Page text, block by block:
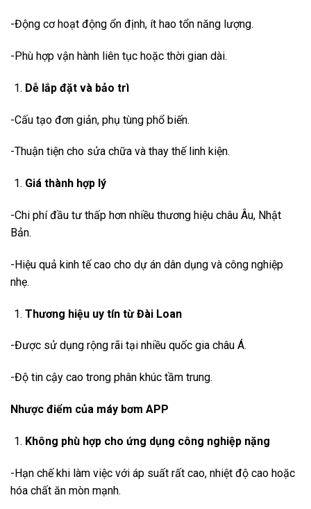
-Động cơ hoạt động ổn định, ít hao tổn năng lượng.
-Phù hợp vận hành liên tục hoặc thời gian dài.
Dễ lắp đặt và bảo trì
-Cấu tạo đơn giản, phụ tùng phổ biến.
-Thuận tiện cho sửa chữa và thay thế linh kiện.
Giá thành hợp lý
-Chi phí đầu tư thấp hơn nhiều thương hiệu châu Âu, Nhật
Bản.
-Hiệu quả kinh tế cao cho dự án dân dụng và công nghiệp
nhẹ.
Thương hiệu uy tín từ Đài Loan
-Được sử dụng rộng rãi tại nhiều quốc gia châu Á.
-Độ tin cậy cao trong phân khúc tầm trung.
Nhược điểm của máy bơm APP
Không phù hợp cho ứng dụng công nghiệp nặng
-Hạn chế khi làm việc với áp suất rất cao, nhiệt độ cao hoặc
hóa chất ăn mòn mạnh.